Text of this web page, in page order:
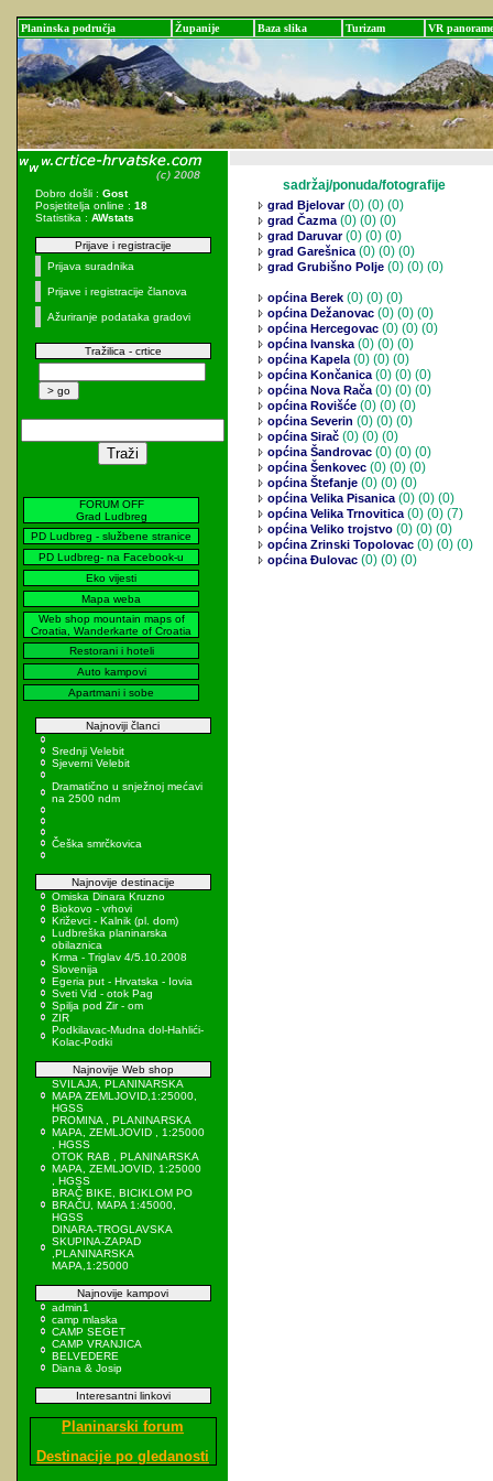
Planinska područja Županije Baza slika Turizam VR panorame
Dobro došli : Gost
Posjetitelja online : 18
Statistika : AWstats
Prijave i registracije
Prijava suradnika
Prijave i registracije članova
Ažuriranje podataka gradovi
Tražilica - crtice
FORUM OFF
Grad Ludbreg
PD Ludbreg - službene stranice
PD Ludbreg- na Facebook-u
Eko vijesti
Mapa weba
Web shop mountain maps of
Croatia, Wanderkarte of Croatia
Restorani i hoteli
Auto kampovi
Apartmani i sobe
Najnoviji članci
Srednji Velebit
Sjeverni Velebit
Dramatično u snježnoj mećavi
na 2500 ndm
Češka smrčkovica
Najnovije destinacije
Omiska Dinara Kruzno
Biokovo - vrhovi
Križevci - Kalnik (pl. dom)
Ludbreška planinarska
obilaznica
Krma - Triglav 4/5.10.2008
Slovenija
Egeria put - Hrvatska - Iovia
Sveti Vid - otok Pag
Spilja pod Zir - om
ZIR
Podkilavac-Mudna dol-Hahlići-
Kolac-Podki
Najnovije Web shop
SVILAJA, PLANINARSKA
MAPA ZEMLJOVID,1:25000,
HGSS
PROMINA , PLANINARSKA
MAPA, ZEMLJOVID , 1:25000
, HGSS
OTOK RAB , PLANINARSKA
MAPA, ZEMLJOVID, 1:25000
, HGSS
BRAČ BIKE, BICIKLOM PO
BRAČU, MAPA 1:45000,
HGSS
DINARA-TROGLAVSKA
SKUPINA-ZAPAD
,PLANINARSKA
MAPA,1:25000
Najnovije kampovi
admin1
camp mlaska
CAMP SEGET
CAMP VRANJICA
BELVEDERE
Diana & Josip
Interesantni linkovi
Planinarski forum
Destinacije po gledanosti
sadržaj/ponuda/fotografije
grad Bjelovar(0) (0) (0)
grad Čazma(0) (0) (0)
grad Daruvar(0) (0) (0)
grad Garešnica(0) (0) (0)
grad Grubišno Polje (0) (0) (0)
općina Berek (0) (0) (0)
općina Dežanovac (0) (0) (0)
općina Hercegovac (0) (0) (0)
općina Ivanska(0) (0) (0)
općina Kapela(0) (0) (0)
općina Končanica(0) (0) (0)
općina Nova Rača(0) (0) (0)
općina Rovišće (0) (0) (0)
općina Severin (0) (0) (0)
općina Sirač (0) (0) (0)
općina Šandrovac (0) (0) (0)
općina Šenkovec (0) (0) (0)
općina Štefanje (0) (0) (0)
općina Velika Pisanica(0) (0) (0)
općina Velika Trnovitica(0) (0) (7)
općina Veliko trojstvo (0) (0) (0)
općina Zrinski Topolovac (0) (0) (0)
općina Đulovac (0) (0) (0)